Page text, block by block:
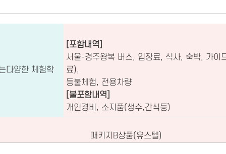
다양한 체험학
[포함내역]
서울-경주왕복 버스, 입장료, 식사, 숙박, 가이
료),
등불체험, 전용차량
[불포함내역]
개인경비, 소지품(생수,간식등)
패키지B상품(유스텔)